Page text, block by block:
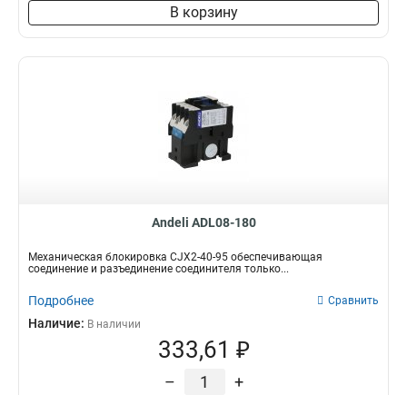
В корзину
Andeli ADL08-180
Механическая блокировка CJX2-40-95 обеспечивающая
соединение и разъединение соединителя только...
Подробнее Сравнить
Наличие: В наличии
333,61 ₽
– +